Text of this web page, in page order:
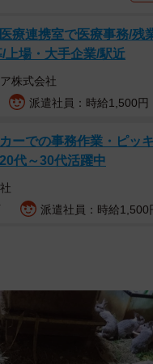
療連携室で医療事務/残
上場・大手企業/駅近
株式会社
派遣社員：時給1,500円
ーでの事務作業・ピッ
代～30代活躍中
派遣社員：時給1,500